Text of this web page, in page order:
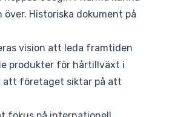
Historiska dokument på
vision att leda framtiden
produkter för hårtillväxt i
att företaget siktar på att